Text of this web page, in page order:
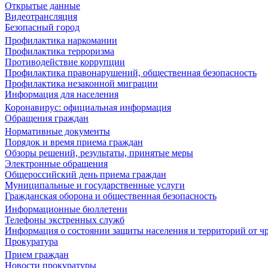
Открытые данные
Видеотрансляция
Безопасный город
Профилактика наркомании
Профилактика терроризма
Противодействие коррупции
Профилактика правонарушений, общественная безопасность
Профилактика незаконной миграции
Информация для населения
Коронавирус: официальная информация
Обращения граждан
Нормативные документы
Порядок и время приема граждан
Обзоры решений, результаты, принятые меры
Электронные обращения
Общероссийский день приема граждан
Муниципальные и государственные услуги
Гражданская оборона и общественная безопасность
Информационные бюллетени
Телефоны экстренных служб
Информация о состоянии защиты населения и территорий от
Прокуратура
Прием граждан
Новости прокуратуры